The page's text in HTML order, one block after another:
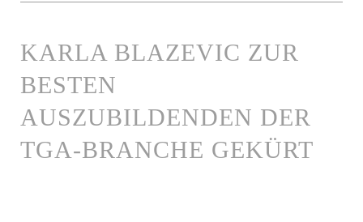
KARLA BLAZEVIC ZUR
BESTEN
AUSZUBILDENDEN DER
TGA-BRANCHE GEKÜRT